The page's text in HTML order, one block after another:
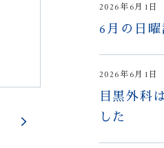
2026年6月1日
6月の日
2026年6月1日
目黒外科
した